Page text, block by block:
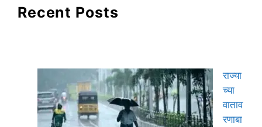
Recent Posts
राज्या
च्या
वाताव
रणाबा